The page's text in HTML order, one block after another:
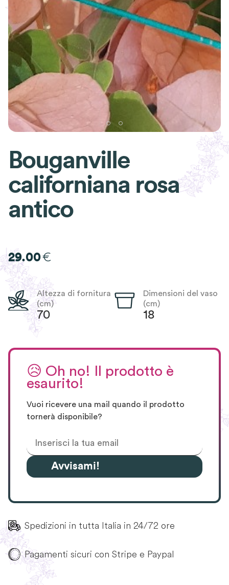
Bouganville
californiana rosa
antico
29.00€
Altezza di fornitura
(cm)
70
Dimensioni del vaso
(cm)
18
😥 Oh no! Il prodotto è
esaurito!
Vuoi ricevere una mail quando il prodotto
tornerà disponibile?
Avvisami!
Spedizioni in tutta Italia in 24/72 ore
Pagamenti sicuri con Stripe e Paypal